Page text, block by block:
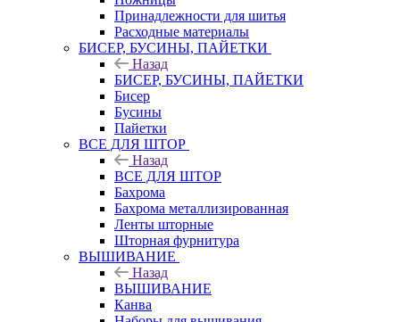
Принадлежности для шитья
Расходные материалы
БИСЕР, БУСИНЫ, ПАЙЕТКИ
Назад
БИСЕР, БУСИНЫ, ПАЙЕТКИ
Бисер
Бусины
Пайетки
ВСЕ ДЛЯ ШТОР
Назад
ВСЕ ДЛЯ ШТОР
Бахрома
Бахрома металлизированная
Ленты шторные
Шторная фурнитура
ВЫШИВАНИЕ
Назад
ВЫШИВАНИЕ
Канва